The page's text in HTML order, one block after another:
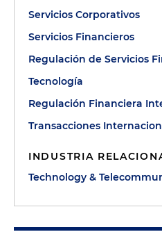
Servicios Corporativos
Servicios Financieros
Regulación de Servicios
Tecnología
Regulación Financiera
Transacciones
INDUSTRIA
Technology &